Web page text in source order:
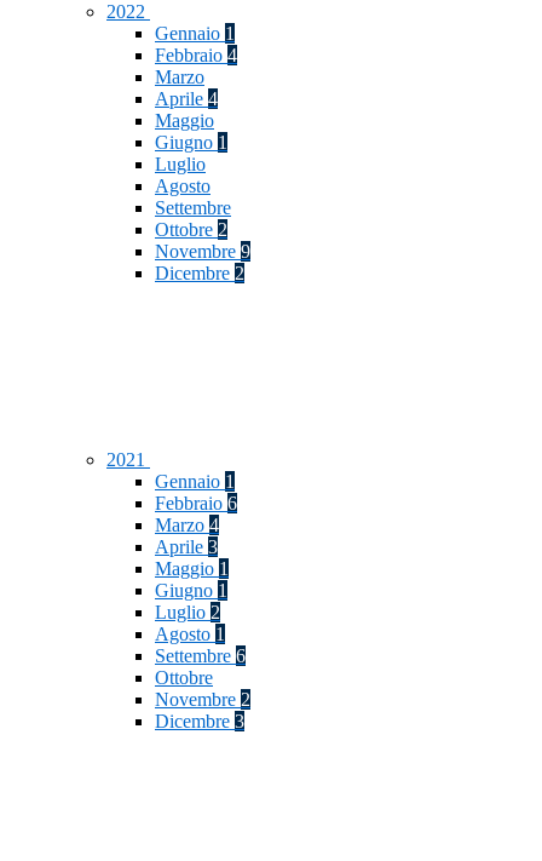
2022
Gennaio 1
Febbraio 4
Marzo
Aprile 4
Maggio
Giugno 1
Luglio
Agosto
Settembre
Ottobre 2
Novembre 9
Dicembre 2
2021
Gennaio 1
Febbraio 6
Marzo 4
Aprile 3
Maggio 1
Giugno 1
Luglio 2
Agosto 1
Settembre 6
Ottobre
Novembre 2
Dicembre 3